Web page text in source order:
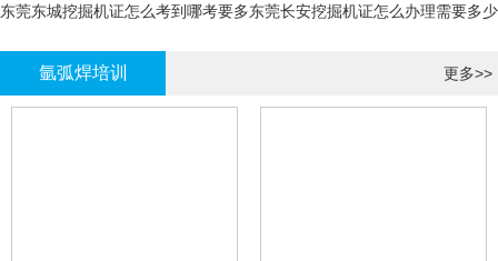
东莞东城挖掘机证怎么考到哪考要多东莞长安挖掘机证怎么办理需要多少
氩弧焊培训 更多>>